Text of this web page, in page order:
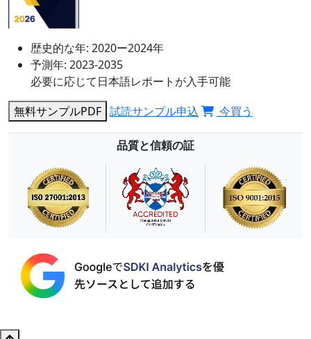
歴史的な年: 2020ー2024年
予測年: 2023-2035
必要に応じて日本語レポートが入手可能
無料サンプルPDF 試読サンプル申込 今買う
品質と信頼の証